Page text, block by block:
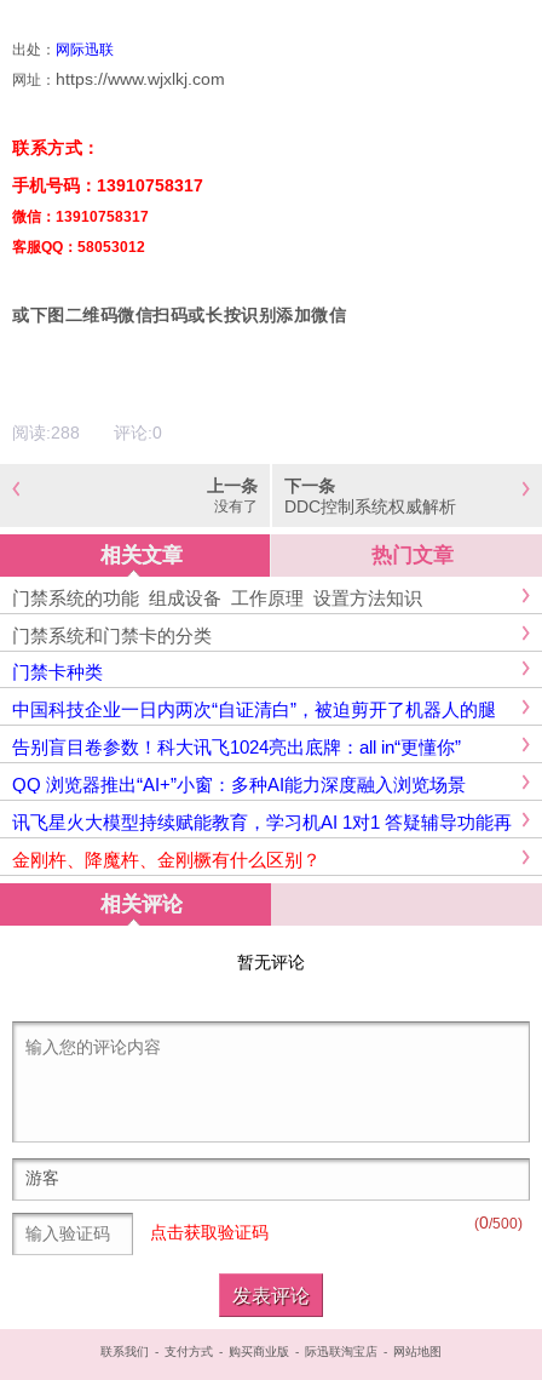
出处： 网际迅联
网址： https://www.wjxlkj.com
联系方式：
手机号码：13910758317
微信：13910758317
客服QQ：58053012
或下图二维码微信扫码或长按识别添加微信
阅读:288 评论:0
上一条
没有了
下一条
DDC控制系统权威解析
相关文章 热门文章
门禁系统的功能_组成设备_工作原理_设置方法知识
门禁系统和门禁卡的分类
门禁卡种类
中国科技企业一日内两次“自证清白”，被迫剪开了机器人的腿
告别盲目卷参数！科大讯飞1024亮出底牌：all in“更懂你”
QQ 浏览器推出“AI+”小窗：多种AI能力深度融入浏览场景
讯飞星火大模型持续赋能教育，学习机AI 1对1 答疑辅导功能再
升级！AI大咖让学习更有趣味
金刚杵、降魔杵、金刚橛有什么区别？
相关评论
暂无评论
(0/500)
点击获取验证码
联系我们 - 支付方式 - 购买商业版 - 际迅联淘宝店 - 网站地图